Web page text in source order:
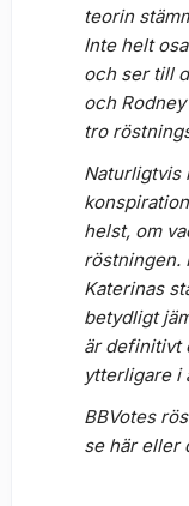
teorin
Inte helt
och ser till
och
tro
Naturligtvis
helst, om
röstningen.
Katerinas
betydligt
är definitivt
ytterligare i
BBVotes
se här eller